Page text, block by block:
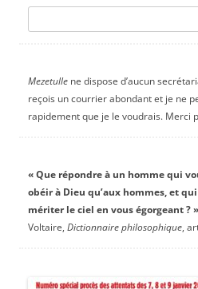
Mezetullene dispose d’aucun
reçois un courrier abondant et je ne
rapidement que je le voudrais. Merci
« Que répondre à un homme qui
obéir à Dieu qu’aux hommes, et
mériter le ciel en vous égorgeant ? »
Voltaire, Dictionnaire philosophique,